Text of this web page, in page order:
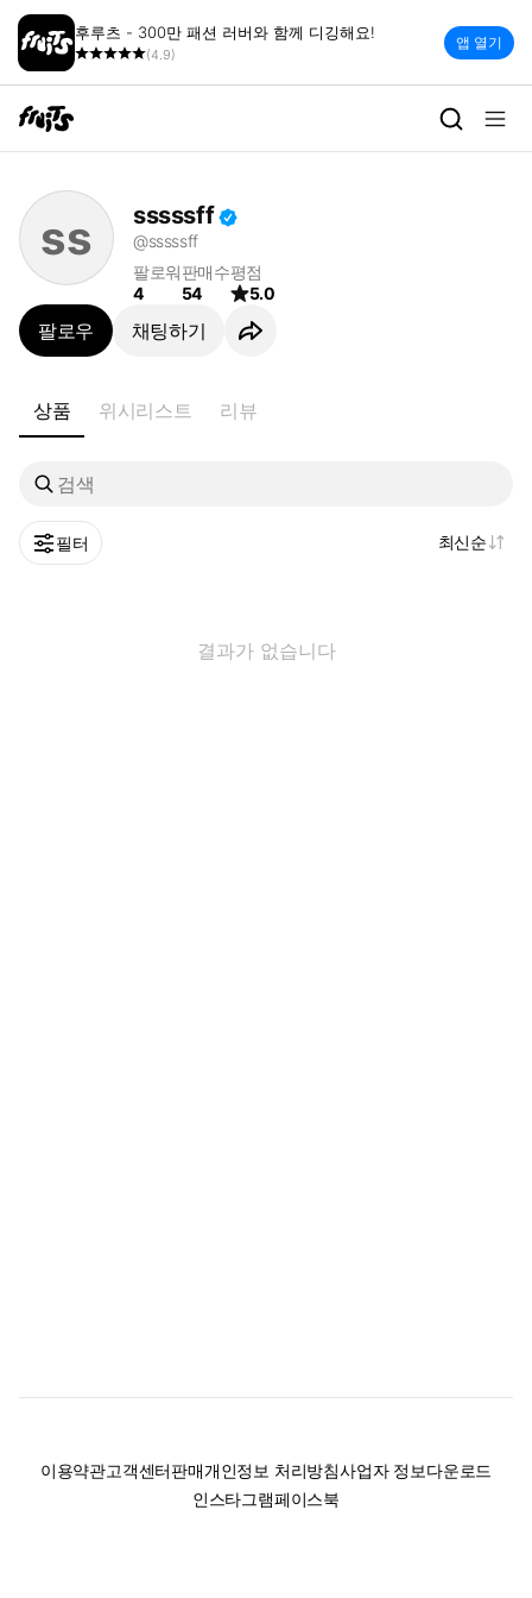
후루츠 - 300만 패션 러버와 함께 디깅해요!
(4.9)
앱 열기
sssssff | 빈티지 세컨핸드 패션
ss sssssff
@sssssff
팔로워
4
판매수
54
평점
5.0
팔로우 채팅하기
상품 위시리스트 리뷰
필터 최신순
결과가 없습니다
이용약관고객센터판매개인정보 처리방침사업자 정보다운로드
인스타그램페이스북